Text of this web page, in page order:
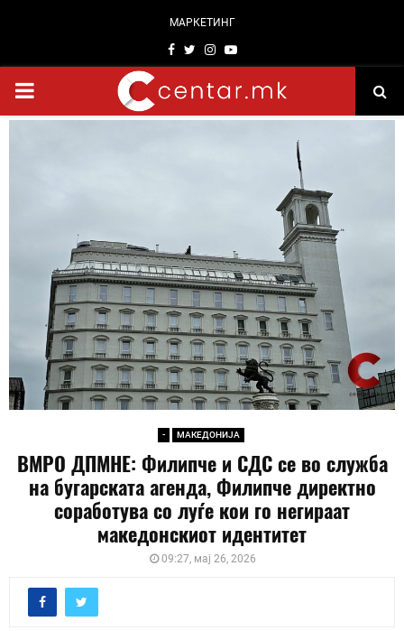
МАРКЕТИНГ
Facebook
TwitterInstagram
Youtube
PRIMARY
- МАКЕДОНИЈА
ВМРО ДПМНЕ: Филипче и СДС се во служба
на бугарската агенда, Филипче директно
соработува со луѓе кои го негираат
македонскиот идентитет
09:27, мај 26, 2026